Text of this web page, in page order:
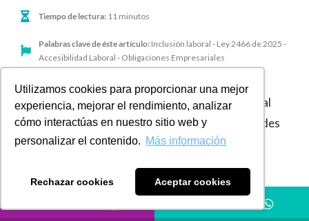
Utilizamos cookies para proporcionar una mejor
experiencia, mejorar el rendimiento, analizar
cómo interactúas en nuestro sitio web y
personalizar el contenido. Más información
Rechazar cookies Aceptar cookies
Tiempo de lectura: 11 minutos
Palabras clave de éste artículo: Inclusión laboral - Ley 2466 de 2025 -
Accesibilidad Laboral - Obligaciones Empresariales
Con la entrada en vigencia de la Reforma Laboral
(Ley 2466 de 2025 ) han surgido varias inquietudes
relacionadas con la obligación de contratar
En este concepto jurídico se abordan, de manera